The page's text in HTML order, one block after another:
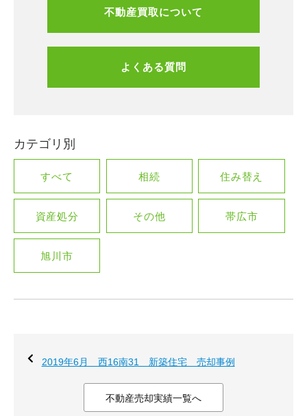
不動産買取について
よくある質問
カテゴリ別
すべて 相続 住み替え
資産処分 その他 帯広市
旭川市
2019年6月 西16南31＿新築住宅 売却事例
不動産売却実績一覧へ